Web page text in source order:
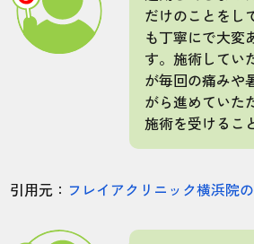
だけのことをし
も丁寧にで大変
す。施術してい
が毎回の痛みや
がら進めていた
施術を受けるこ
引用元： フレイアクリニック横浜院